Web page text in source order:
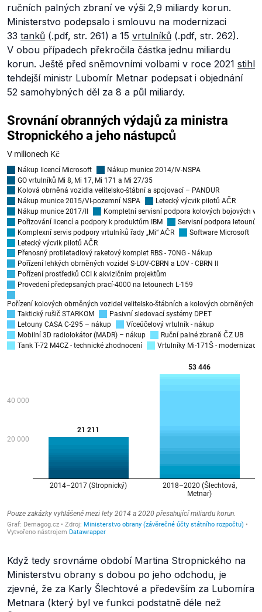
ručních palných zbraní ve výši 2,9 miliardy korun.
Ministerstvo podepsalo i smlouvu na modernizaci
33 tanků (.pdf, str. 261) a 15 vrtulníků (.pdf, str. 262).
V obou případech překročila částka jednu miliardu
korun. Ještě před sněmovními volbami v roce 2021 stihl
tehdejší ministr Lubomír Metnar podepsat i objednání
52 samohybných děl za 8 a půl miliardy.
Když tedy srovnáme období Martina Stropnického na
Ministerstvu obrany s dobou po jeho odchodu, je
zjevné, že za Karly Šlechtové a především za Lubomíra
Metnara (který byl ve funkci podstatně déle než